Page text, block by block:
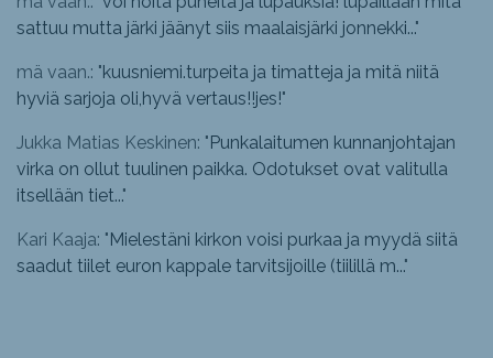
sattuu mutta järki jäänyt siis maalaisjärki jonnekki..."
mä vaan.: "kuusniemi.turpeita ja timatteja ja mitä niitä
hyviä sarjoja oli,hyvä vertaus!!jes!"
Jukka Matias Keskinen: "Punkalaitumen kunnanjohtajan
virka on ollut tuulinen paikka. Odotukset ovat valitulla
itsellään tiet..."
Kari Kaaja: "Mielestäni kirkon voisi purkaa ja myydä siitä
saadut tiilet euron kappale tarvitsijoille (tiilillä m..."